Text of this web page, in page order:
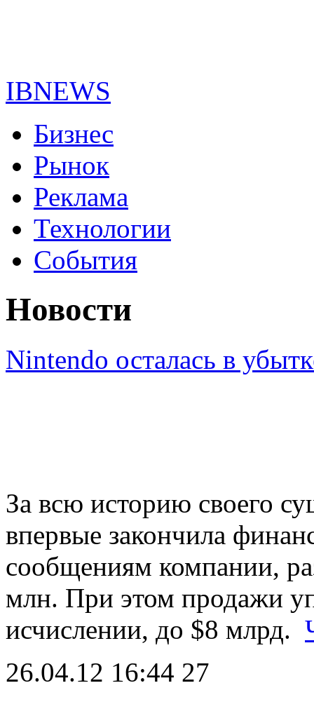
IBNEWS
Бизнес
Рынок
Реклама
Технологии
События
Новости
Nintendo осталась в
За всю историю своего
впервые закончила
сообщениям компании,
млн. При этом продажи
исчислении, до $8 млрд.
26.04.12 16:44 27